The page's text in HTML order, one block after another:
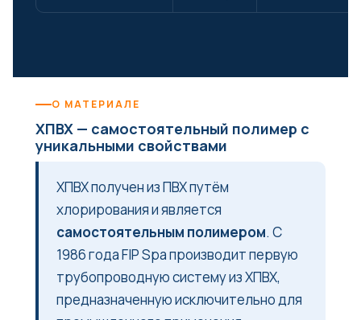
О МАТЕРИАЛЕ
ХПВХ — самостоятельный полимер с
уникальными свойствами
ХПВХ получен из ПВХ путём
хлорирования и является
самостоятельным полимером. С
1986 года FIP Spa производит первую
трубопроводную систему из ХПВХ,
предназначенную исключительно для